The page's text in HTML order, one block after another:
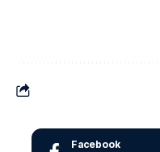
Facebook